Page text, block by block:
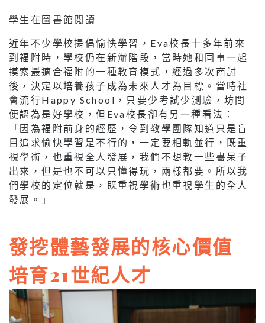
學生在圖書館閱讀
近年不少學校提倡愉快學習，Eva校長十多年前來
到福附時，學校仍在新辦階段，當時她和同事一起
摸索最適合福附的一種教育模式，經過多次商討
後，決定以培養孩子成為未來人才為目標。當時社
會流行Happy School，只要少考試少測驗，坊間
便認為是好學校，但Eva校長卻有另一種看法：
「因為福附前身的經歷，令到教學團隊知道只是盲
目追求愉快學習是不行的，一定要相軌並行，既重
視學術，也重視全人發展，我們不想教一些書呆子
出來，但是也不可以只懂得玩，兩樣都要。所以我
們學校的定位就是，既重視學術也重視學生的全人
發展。」
發挖體藝發展的核心價值
培育21世紀人才